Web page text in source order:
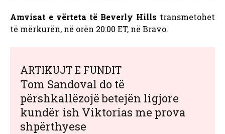
Amvisat e vërteta të Beverly Hills transmetohet
të mërkurën, në orën 20:00 ET, në Bravo.
ARTIKUJT E FUNDIT
Tom Sandoval do të
përshkallëzojë betejën ligjore
kundër ish Viktorias me prova
shpërthyese